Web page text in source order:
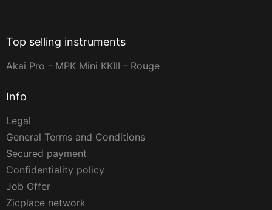
Top selling instruments
Akai Pro - MPK Mini KKIII - Rouge
Info
Legal
General Terms and Conditions
Secured payment
Confidentiality policy
Job Offer
Zicplace network